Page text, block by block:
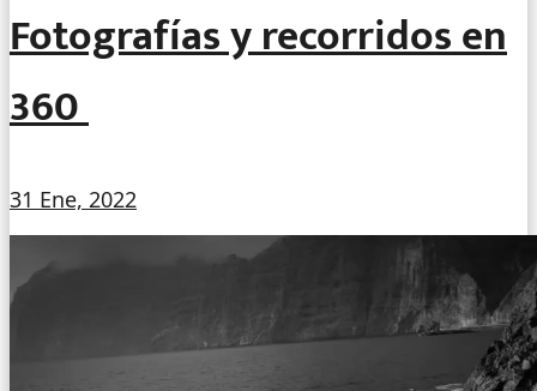
Fotografías y recorridos en
360º
31 Ene, 2022